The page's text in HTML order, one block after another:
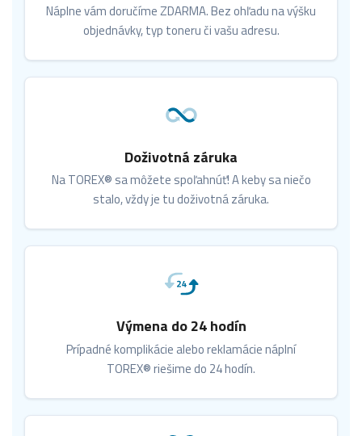
Náplne vám doručíme ZDARMA. Bez ohľadu na výšku
objednávky, typ toneru či vašu adresu.
Doživotná záruka
Na TOREX® sa môžete spoľahnúť! A keby sa niečo
stalo, vždy je tu doživotná záruka.
Výmena do 24 hodín
Prípadné komplikácie alebo reklamácie náplní
TOREX® riešime do 24 hodín.